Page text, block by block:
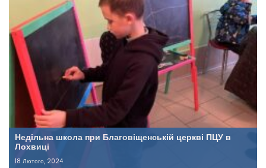
Недільна школа при Благовіщенській церкві ПЦУ в
Лохвиці
18 Лютого, 2024